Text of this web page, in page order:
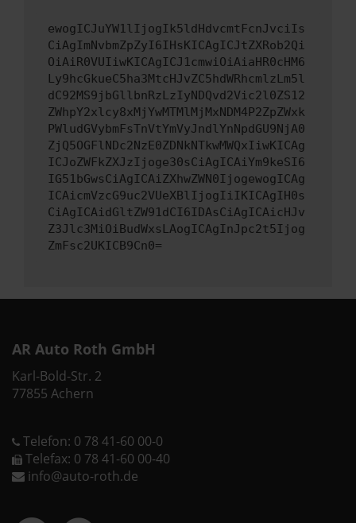
ewogICJuYW1lIjogIk5ldHdvcmtFcnJvciIs
CiAgImNvbmZpZyI6IHsKICAgICJtZXRob2Qi
OiAiR0VUIiwKICAgICJ1cmwiOiAiaHR0cHM6
Ly9hcGkueC5ha3MtcHJvZC5hdWRhcmlzLm5l
dC92MS9jbGllbnRzLzIyNDQvd2Vic2l0ZS12
ZWhpY2xlcy8xMjYwMTMlMjMxNDM4P2ZpZWxk
PWludGVybmFsTnVtYmVyJndlYnNpdGU9NjA0
ZjQ5OGFlNDc2NzE0ZDNkNTkwMWQxIiwKICAg
ICJoZWFkZXJzIjoge30sCiAgICAiYm9keSI6
IG51bGwsCiAgICAiZXhwZWN0IjogewogICAg
ICAicmVzcG9uc2VUeXBlIjogIiIKICAgIH0s
CiAgICAidGltZW91dCI6IDAsCiAgICAicHJv
Z3Jlc3MiOiBudWxsLAogICAgInJpc2t5Ijog
ZmFsc2UKICB9Cn0=
AR Auto Roth GmbH
Karl-Bold-Str. 2
77855 Achern
Telefon: 0 78 41-60 00-0
Telefax: 0 78 41-60 00-40
info@auto-roth.de